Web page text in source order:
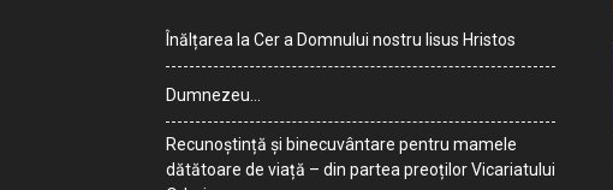
Înălțarea la Cer a Domnului nostru Iisus Hristos
Dumnezeu…
Recunoștință și binecuvântare pentru mamele
dătătoare de viață – din partea preoților Vicariatului